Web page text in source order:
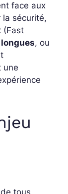
face aux
la sécurité,
(Fast
, ou
une